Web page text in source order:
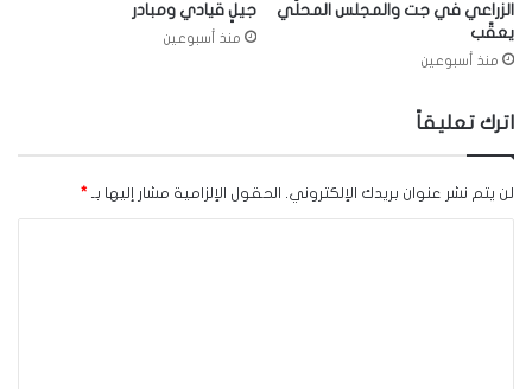
الزراعي في جت والمجلس المحلّي
يعقّب
منذ أسبوعين
جيلٍ قيادي ومبادر
منذ أسبوعين
اترك تعليقاً
لن يتم نشر عنوان بريدك الإلكتروني. الحقول الإلزامية مشار إليها بـ *